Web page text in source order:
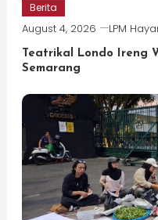
Berita
August 4, 2026 LPM
Teatrikal Londo Ireng
Semarang